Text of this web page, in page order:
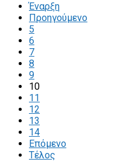
Έναρξη
Προηγούμενο
5
6
7
8
9
10
11
12
13
14
Επόμενο
Τέλος